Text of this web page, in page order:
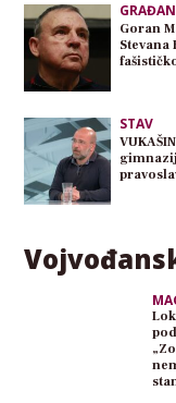
Goran
Stevana
STAV